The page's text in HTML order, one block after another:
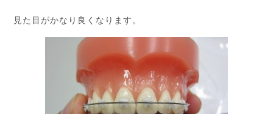
見た目がかなり良くなります。